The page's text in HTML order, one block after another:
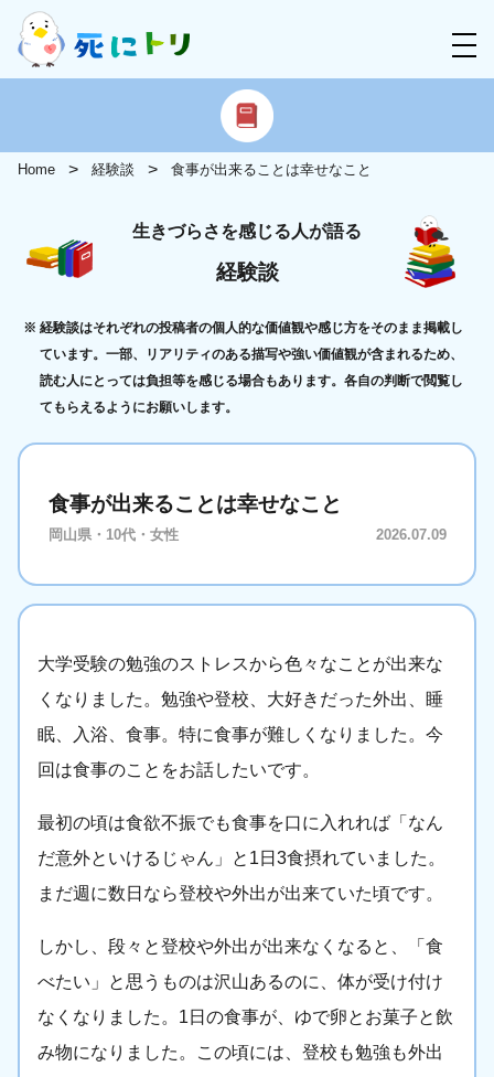
Home 経験談 食事が出来ることは幸せなこと
生きづらさを感じる人が語る
経験談
経験談はそれぞれの投稿者の個人的な価値観や感じ方をそのまま掲載し
ています。一部、リアリティのある描写や強い価値観が含まれるため、
読む人にとっては負担等を感じる場合もあります。各自の判断で閲覧し
てもらえるようにお願いします。
食事が出来ることは幸せなこと
岡山県・10代・女性 2026.07.09
大学受験の勉強のストレスから色々なことが出来な
くなりました。勉強や登校、大好きだった外出、睡
眠、入浴、食事。特に食事が難しくなりました。今
回は食事のことをお話したいです。
最初の頃は食欲不振でも食事を口に入れれば「なん
だ意外といけるじゃん」と1日3食摂れていました。
まだ週に数日なら登校や外出が出来ていた頃です。
しかし、段々と登校や外出が出来なくなると、「食
べたい」と思うものは沢山あるのに、体が受け付け
なくなりました。1日の食事が、ゆで卵とお菓子と飲
み物になりました。この頃には、登校も勉強も外出